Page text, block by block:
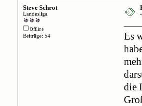
Steve Schrot
Landesliga
Offline
Beiträge: 54
Es
die